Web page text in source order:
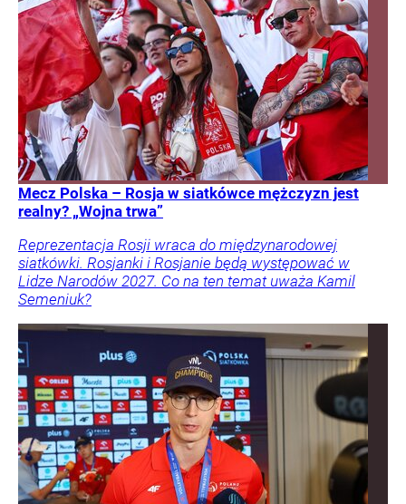
Mecz Polska – Rosja w siatkówce mężczyzn jest
realny? „Wojna trwa”
Reprezentacja Rosji wraca do międzynarodowej
siatkówki. Rosjanki i Rosjanie będą występować w
Lidze Narodów 2027. Co na ten temat uważa Kamil
Semeniuk?